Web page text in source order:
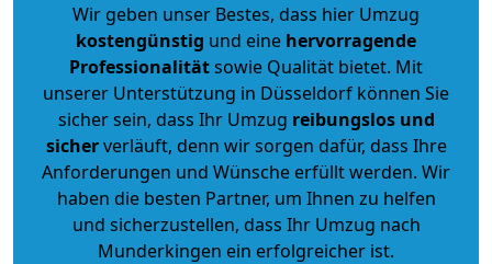
Wir geben unser Bestes, dass hier Umzug
kostengünstig und eine hervorragende
Professionalitätsowie Qualität bietet. Mit
unserer Unterstützung in Düsseldorf können Sie
sicher sein, dass Ihr Umzug reibungslos und
sicherverläuft, denn wir sorgen dafür, dass Ihre
Anforderungen und Wünsche erfüllt werden. Wir
haben die besten Partner, um Ihnen zu helfen
und sicherzustellen, dass Ihr Umzug nach
Munderkingen ein erfolgreicher ist.